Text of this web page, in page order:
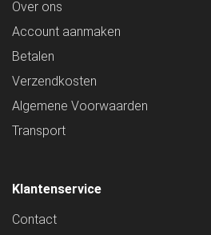
Over ons
Account aanmaken
Betalen
Verzendkosten
Algemene Voorwaarden
Transport
Klantenservice
Contact